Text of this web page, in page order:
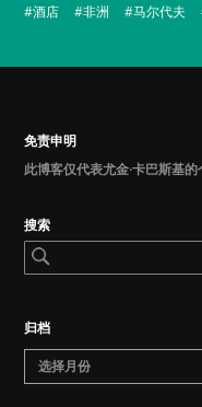
酒店
非洲 马尔代夫
免责申明
此博客仅代表尤金·卡巴斯基
搜索
归档
选择月份